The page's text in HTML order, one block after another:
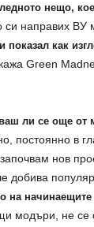
нещо,
си направих ВУ
показал как
Green
ли се още от
постоянно в
нов
добива
на
модъри, не се